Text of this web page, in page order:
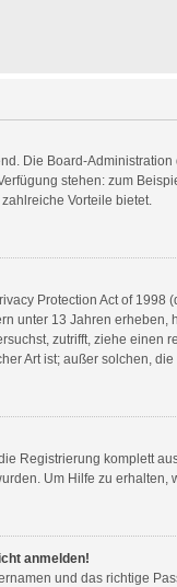
Die Board-
stehen: zum
Vorteile bietet.
Protection Act of
unter 13 Jahren
zutrifft, ziehe
Art ist; außer solchen,
Registrierung komplett
Um Hilfe zu
anmelden!
und das richtige